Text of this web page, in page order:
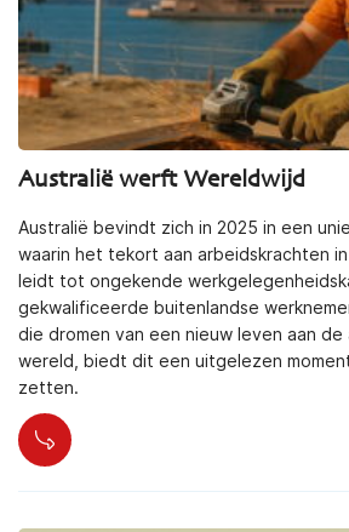
Australië werft Wereldwijd
Australië bevindt zich in 2025 in een
waarin het tekort aan arbeidskrachten
leidt tot ongekende
gekwalificeerde buitenlandse
die dromen van een nieuw leven aan
wereld, biedt dit een uitgelezen
zetten.